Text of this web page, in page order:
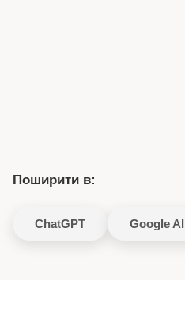
Поширити в:
ChatGPT Google AI